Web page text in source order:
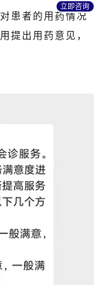
患者的用药情况
提出用药意见，
立即咨询